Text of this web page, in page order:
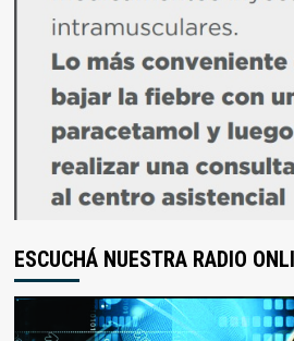
ESCUCHÁ NUESTRA RADIO